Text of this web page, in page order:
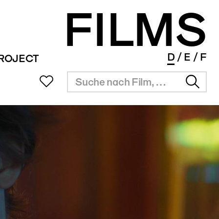
Portal
Filmpreis
Vermietung
FILMS
D E
F